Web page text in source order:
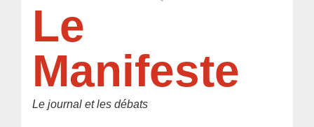
Le
Manifeste
Le journal et les débats